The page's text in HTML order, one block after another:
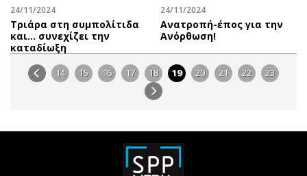
24/11/2024
Τριάρα στη συμπολίτιδα
και… συνεχίζει την
καταδίωξη
24/11/2024
Ανατροπή-έπος για την
Ανόρθωση!
14 15 16 17 18 19 20 21 22 23